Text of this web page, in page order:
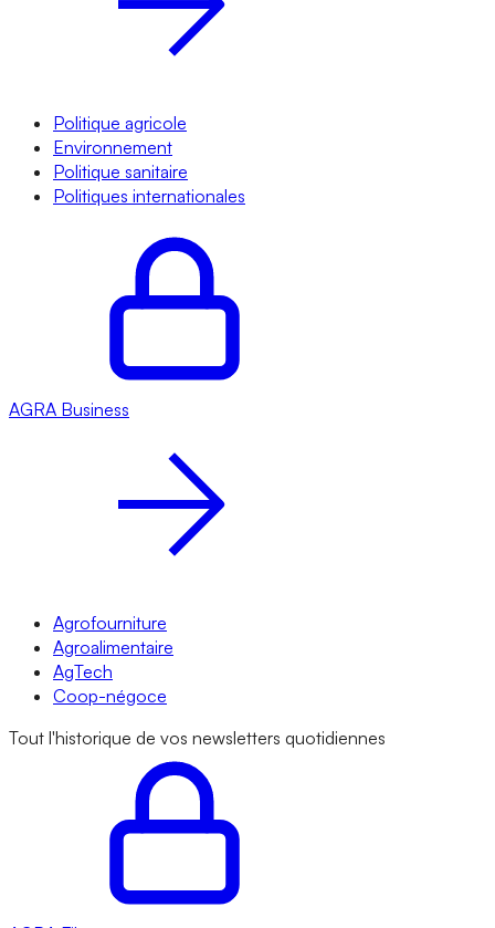
Politique agricole
Environnement
Politique sanitaire
Politiques internationales
AGRA Business
Agrofourniture
Agroalimentaire
AgTech
Coop-négoce
Tout l'historique de vos newsletters quotidiennes